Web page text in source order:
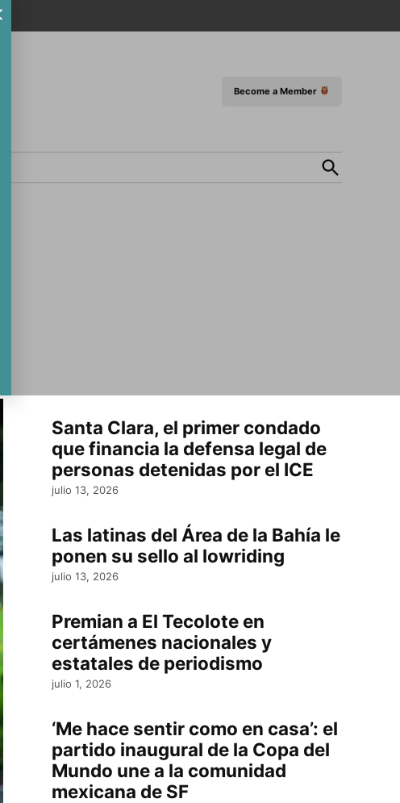
Become a Member
Open
Search
Santa Clara, el primer condado
que financia la defensa legal de
personas detenidas por el ICE
julio 13, 2026
Las latinas del Área de la Bahía le
ponen su sello al lowriding
julio 13, 2026
Premian a El Tecolote en
certámenes nacionales y
estatales de periodismo
julio 1, 2026
‘Me hace sentir como en casa’: el
partido inaugural de la Copa del
Mundo une a la comunidad
mexicana de SF